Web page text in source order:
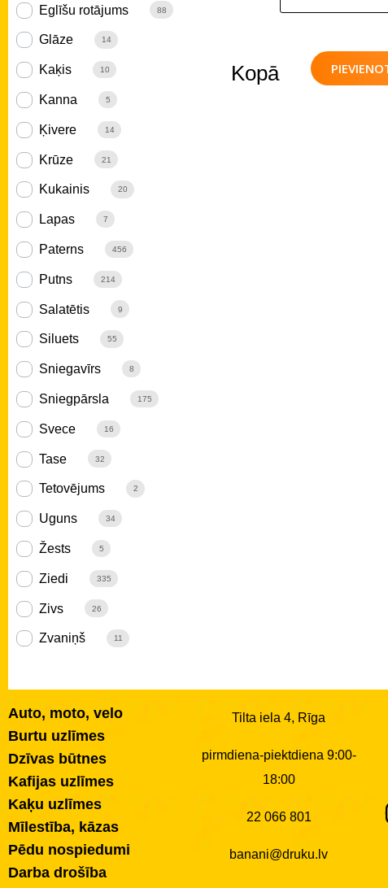
Eglīšu rotājums 88
Glāze 14
Kaķis 10
Kanna 5
Ķivere 14
Krūze 21
Kukainis 20
Lapas 7
Paterns 456
Putns 214
Salatētis 9
Siluets 55
Sniegavīrs 8
Sniegpārsla 175
Svece 16
Tase 32
Tetovējums 2
Uguns 34
Žests 5
Ziedi 335
Zivs 26
Zvaniņš 11
Kopā
Auto, moto, velo
Burtu uzlīmes
Dzīvas būtnes
Kafijas uzlīmes
Kaķu uzlīmes
Mīlestība, kāzas
Pēdu nospiedumi
Darba drošība
Tilta iela 4, Rīga
pirmdiena-piektdiena 9:00-
18:00
22 066 801
banani@druku.lv